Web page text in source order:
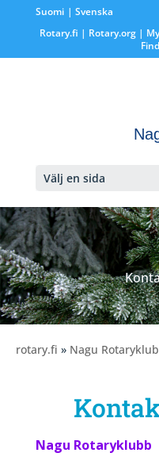
Suomi
Svenska
Rotary.fi | Rotary.org|
Välj en sida
rotary.fi » Nagu
Nagu Rotaryklubb